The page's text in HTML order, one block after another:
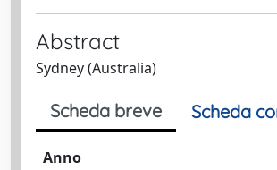
Abstract
Sydney (Australia)
Scheda breve Scheda
Anno